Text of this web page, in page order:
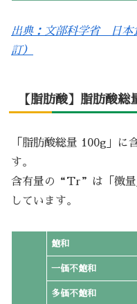
出典：文部科学省 日本
訂）
【脂肪酸】脂肪酸総
「脂肪酸総量 100g」に
す。
含有量の“Tr”は「微
しています。
飽和
一価不飽和
多価不飽和